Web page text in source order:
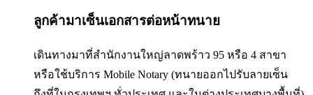
ลูกค้ามาเซ็นเอกสารต่อหน้าทนาย
เดินทางมาที่สำนักงานใหญ่ลาดพร้าว 95 หรือ 4 สาขา
หรือใช้บริการ Mobile Notary (ทนายออกไปรับลายเซ็น